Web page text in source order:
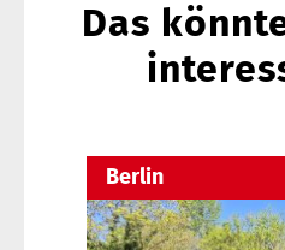
Das
Berlin